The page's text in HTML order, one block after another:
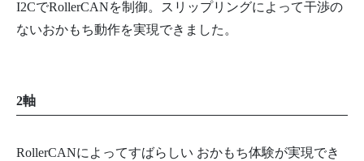
I2CでRollerCANを制御。スリップリングによって干渉の
ないおかもち動作を実現できました。
2軸
RollerCANによってすばらしい おかもち体験が実現でき